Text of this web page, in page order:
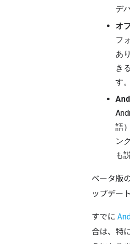
デ
オ
フ
あ
き
す。
語
ン
も
ベータ版
ップデー
すでに
合は、特